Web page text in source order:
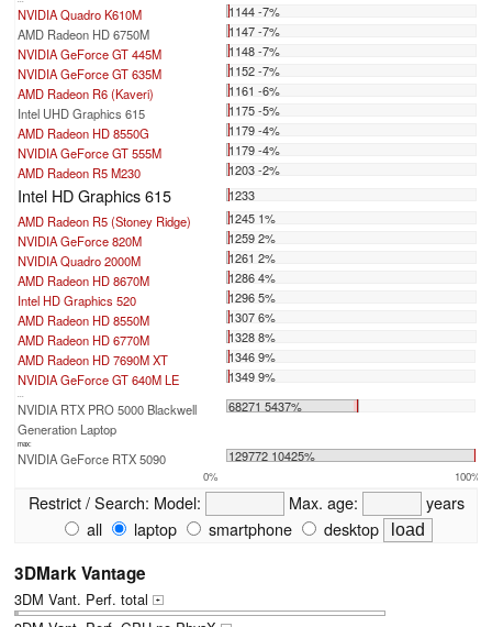
NVIDIA Quadro K610M
1144 -7%
AMD Radeon HD 6750M
1147 -7%
NVIDIA GeForce GT 445M
1148 -7%
NVIDIA GeForce GT 635M
1152 -7%
AMD Radeon R6 (Kaveri)
1161 -6%
Intel UHD Graphics 615
1175 -5%
AMD Radeon HD 8550G
1179 -4%
NVIDIA GeForce GT 555M
1179 -4%
AMD Radeon R5 M230
1203 -2%
Intel HD Graphics 615
1233
AMD Radeon R5 (Stoney Ridge)
1245 1%
NVIDIA GeForce 820M
1259 2%
NVIDIA Quadro 2000M
1261 2%
AMD Radeon HD 8670M
1286 4%
Intel HD Graphics 520
1296 5%
AMD Radeon HD 8550M
1307 6%
AMD Radeon HD 6770M
1328 8%
AMD Radeon HD 7690M XT
1346 9%
NVIDIA GeForce GT 640M LE
1349 9%
NVIDIA RTX PRO 5000 Blackwell
Generation Laptop
68271 5437%
max:
NVIDIA GeForce RTX 5090 129772 10425%
0% 100%
Restrict / Search: Model: Max. age:
years
all
laptop smartphone desktop
3DMark Vantage
3DM Vant. Perf. total +